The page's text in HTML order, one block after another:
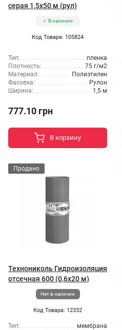
серая 1,5x50 м (рул)
В наличии
Код Товара: 105824
Тип:
пленка
Плотность:
75 г/м2
Материал:
Полиэтилен
Фасовка:
Рулон
Ширина:
1,5 м
777.10 грн
В корзину
Продано
Технониколь Гидроизоляция
отсечная 600 (0,6x20 м)
Нет в наличии
Код Товара: 12332
Тип:
мембрана